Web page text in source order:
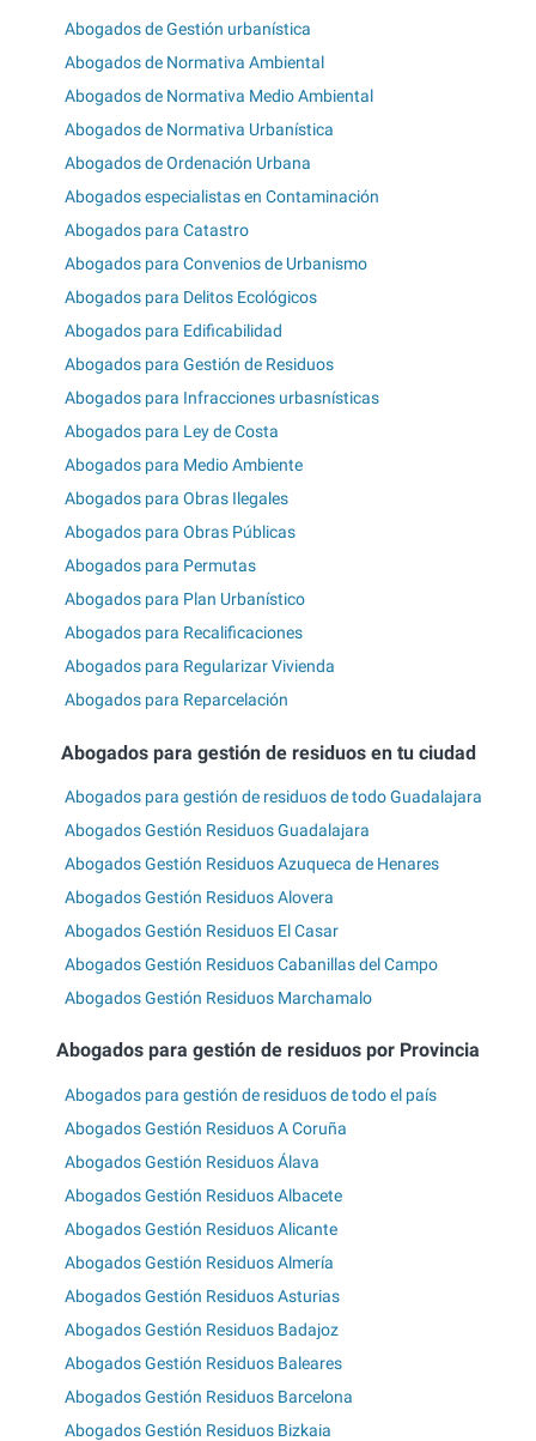
Abogados de Gestión urbanística
Abogados de Normativa Ambiental
Abogados de Normativa Medio Ambiental
Abogados de Normativa Urbanística
Abogados de Ordenación Urbana
Abogados especialistas en Contaminación
Abogados para Catastro
Abogados para Convenios de Urbanismo
Abogados para Delitos Ecológicos
Abogados para Edificabilidad
Abogados para Gestión de Residuos
Abogados para Infracciones urbasnísticas
Abogados para Ley de Costa
Abogados para Medio Ambiente
Abogados para Obras Ilegales
Abogados para Obras Públicas
Abogados para Permutas
Abogados para Plan Urbanístico
Abogados para Recalificaciones
Abogados para Regularizar Vivienda
Abogados para Reparcelación
Abogados para gestión de residuos en tu ciudad
Abogados para gestión de residuos de todo Guadalajara
Abogados Gestión Residuos Guadalajara
Abogados Gestión Residuos Azuqueca de Henares
Abogados Gestión Residuos Alovera
Abogados Gestión Residuos El Casar
Abogados Gestión Residuos Cabanillas del Campo
Abogados Gestión Residuos Marchamalo
Abogados para gestión de residuos por Provincia
Abogados para gestión de residuos de todo el país
Abogados Gestión Residuos A Coruña
Abogados Gestión Residuos Álava
Abogados Gestión Residuos Albacete
Abogados Gestión Residuos Alicante
Abogados Gestión Residuos Almería
Abogados Gestión Residuos Asturias
Abogados Gestión Residuos Badajoz
Abogados Gestión Residuos Baleares
Abogados Gestión Residuos Barcelona
Abogados Gestión Residuos Bizkaia